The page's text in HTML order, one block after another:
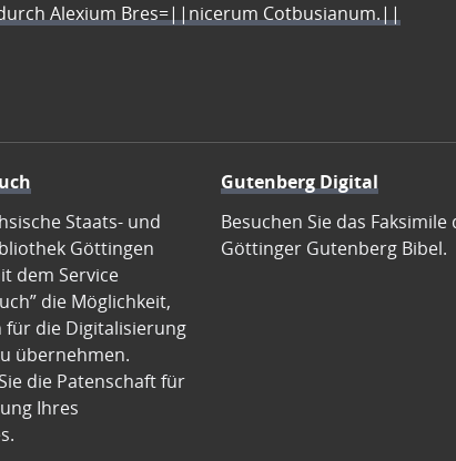
Alexium Bres=||nicerum Cotbusianum.||
Staats- und
Göttingen
dem Service
die Möglichkeit,
für die Digitalisierung
übernehmen.
die Patenschaft für
Ihres
Gutenberg Digital
Besuchen Sie das Faksimile
Göttinger Gutenberg Bibel.